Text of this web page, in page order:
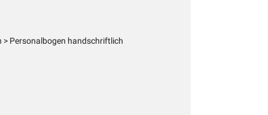
> Personalbogen handschriftlich